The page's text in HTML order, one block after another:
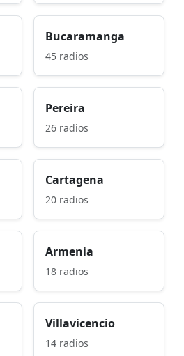
Bucaramanga
45 radios
Pereira
26 radios
Cartagena
20 radios
Armenia
18 radios
Villavicencio
14 radios